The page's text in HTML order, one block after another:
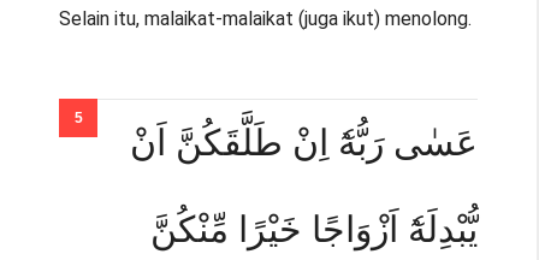
Selain itu, malaikat-malaikat (juga ikut) menolong.
عَسٰى رَبُّهٗٓ اِنْ طَلَّقَكُنَّ اَنْ
يُّبْدِلَهٗٓ اَزْوَاجًا خَيْرًا مِّنْكُنَّ